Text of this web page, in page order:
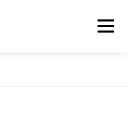
Menu